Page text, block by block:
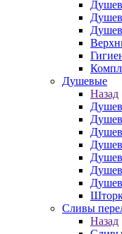
Душевые
Назад
Сливы
Назад